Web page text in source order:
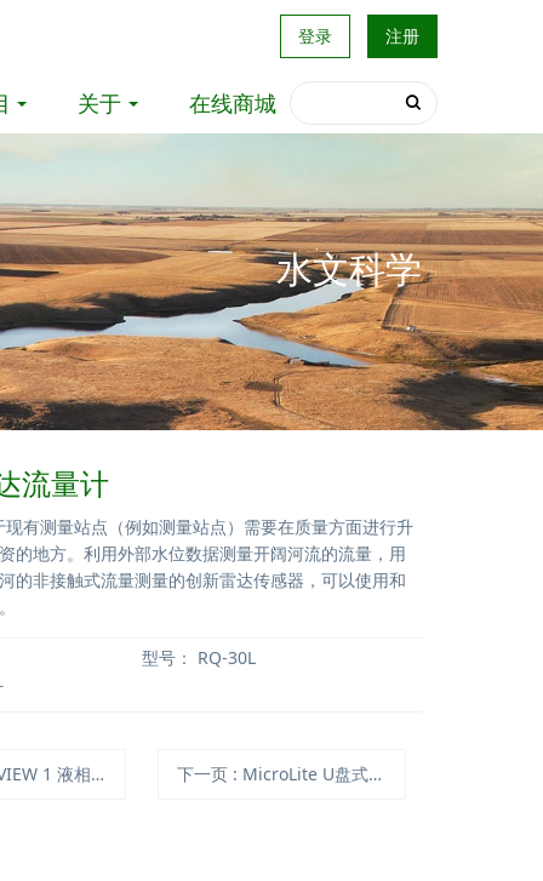
登录 注册
关于 在线商城
水文科学
流量计
有测量站点（例如测量站点）需要在质量方面进行升
的地方。利用外部水位数据测量开阔河流的流量，用
的非接触式流量测量的创新雷达传感器，可以使用和
型号： RQ-30L
1 液相氧电极 下一页 : MicroLite U盘式外置探头温度记录仪